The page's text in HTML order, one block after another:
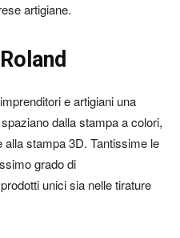
artigiane.
e artigiani una
dalla stampa a colori,
alla stampa 3D. Tantissime le
grado di
unici sia nelle tirature